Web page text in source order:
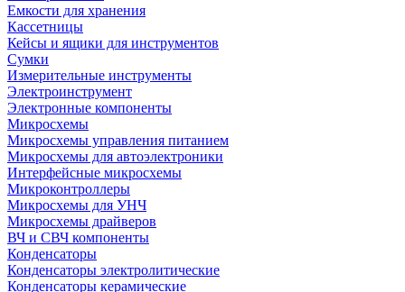
Емкости для хранения
Кассетницы
Кейсы и ящики для инструментов
Сумки
Измерительные инструменты
Электроинструмент
Электронные компоненты
Микросхемы
Микросхемы управления питанием
Микросхемы для автоэлектроники
Интерфейсные микросхемы
Микроконтроллеры
Микросхемы для УНЧ
Микросхемы драйверов
ВЧ и СВЧ компоненты
Конденсаторы
Конденсаторы электролитические
Конденсаторы керамические